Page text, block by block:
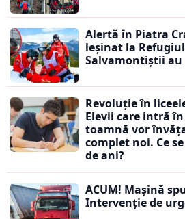
Alertă în Piatra
leșinat la
Salvamontiștii
Revoluție în
Elevii care intră
toamnă vor
complet noi. Ce
de ani?
ACUM! Mașină
Intervenție de